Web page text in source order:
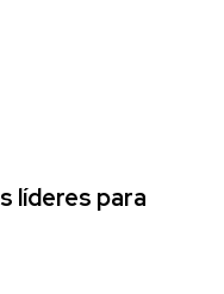
líderes para